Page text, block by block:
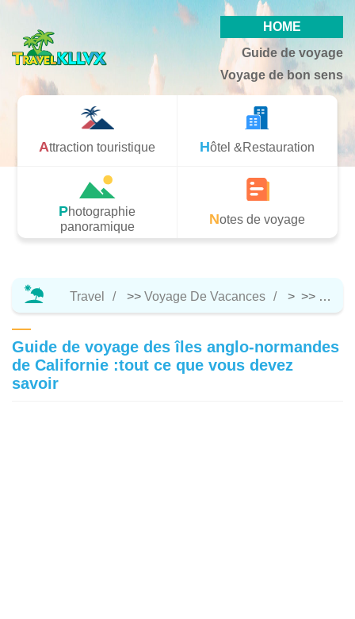
HOME
Guide de voyage
Voyage de bon sens
Attraction touristique Hôtel &Restauration
Photographie
panoramique
Notes de voyage
Travel >> Voyage De Vacances > >>
Guide de voyage des îles anglo-normandes
de Californie :tout ce que vous devez
savoir